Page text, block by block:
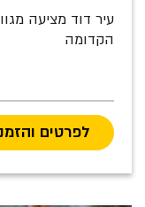
עיר דוד מציעה
הקדומה
לפרטים